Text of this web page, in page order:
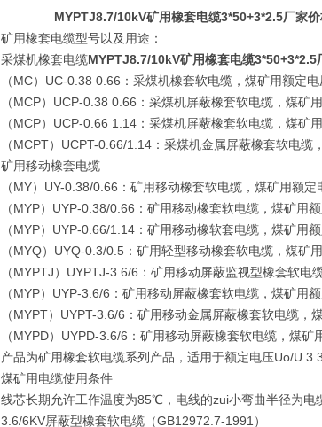
MYPTJ8.7/10kV矿用橡套电缆3*50+3*2.5厂家
矿用橡套电缆型号以及用途：
采煤机橡套电缆MYPTJ8.7/10kV矿用橡套电缆3*50+3*2.5
（MC）UC-0.38 0.66：采煤机橡套软电缆，煤矿用额
（MCP）UCP-0.38 0.66：采煤机屏蔽橡套软电缆，煤
（MCP）UCP-0.66 1.14：采煤机屏蔽橡套软电缆，煤
（MCPT）UCPT-0.66/1.14：采煤机金属屏蔽橡套软电
矿用移动橡套电缆
（MY）UY-0.38/0.66：矿用移动橡套软电缆，煤矿用额
（MYP）UYP-0.38/0.66：矿用移动橡套软电缆，煤矿用
（MYP）UYP-0.66/1.14：矿用移动橡软套电缆，煤矿用
（MYQ）UYQ-0.3/0.5：矿用轻型移动橡套软电缆，煤
（MYPTJ）UYPTJ-3.6/6：矿用移动屏蔽监视型橡套软
（MYP）UYP-3.6/6：矿用移动屏蔽橡套软电缆，煤矿用
（MYPT）UYPT-3.6/6：矿用移动金属屏蔽橡套软电缆
（MYPD）UYPD-3.6/6：矿用移动屏蔽橡套软电缆，煤
产品为矿用橡套软电缆系列产品，适用于额定电压Uo/U
煤矿用电缆使用条件
线芯长期允许工作温度为85℃，电线的zui小弯曲半径为
3.6/6KV屏蔽型橡套软电缆（GB12972.7-1991）